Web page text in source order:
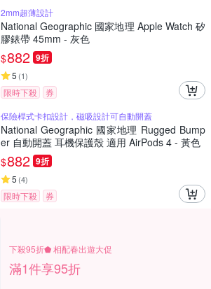
2mm超薄設計
National Geographic 國家地理 Apple Watch 矽
膠錶帶 45mm - 灰色
$882 9折
5 (1)
限時下殺
券
保險桿式卡扣設計，磁吸設計可自動開蓋
National Geographic 國家地理 Rugged Bump
er 自動開蓋 耳機保護殼 適用 AirPods 4 - 黃色
$882 9折
5 (4)
限時下殺 券
下殺95折⬟ 相配春出遊大促
滿1件享95折